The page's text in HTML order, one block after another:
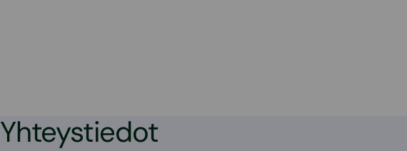
Yhteystiedot